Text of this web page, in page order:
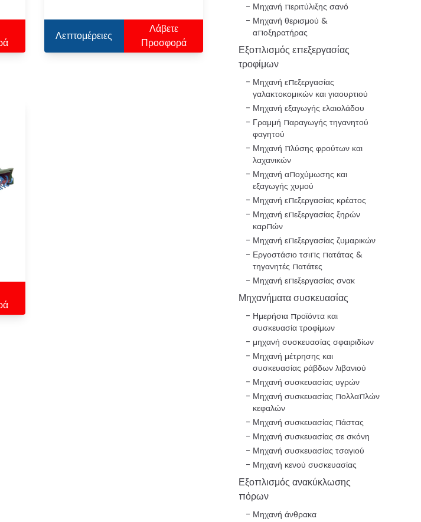
Μηχανή περιτύλιξης σανό
Μηχανή θερισμού &
αποξηρατήρας
Εξοπλισμός επεξεργασίας
τροφίμων
Μηχανή επεξεργασίας
γαλακτοκομικών και γιαουρτιού
Μηχανή εξαγωγής ελαιολάδου
Γραμμή παραγωγής τηγανητού
φαγητού
Μηχανή πλύσης φρούτων και
λαχανικών
Μηχανή αποχύμωσης και
εξαγωγής χυμού
Μηχανή επεξεργασίας κρέατος
Μηχανή επεξεργασίας ξηρών
καρπών
Μηχανή επεξεργασίας ζυμαρικών
Εργοστάσιο τσιπς πατάτας &
τηγανητές πατάτες
Μηχανή επεξεργασίας σνακ
Μηχανήματα συσκευασίας
Ημερήσια προϊόντα και
συσκευασία τροφίμων
μηχανή συσκευασίας σφαιριδίων
Μηχανή μέτρησης και
συσκευασίας ράβδων λιβανιού
Μηχανή συσκευασίας υγρών
Μηχανή συσκευασίας πολλαπλών
κεφαλών
Μηχανή συσκευασίας πάστας
Μηχανή συσκευασίας σε σκόνη
Μηχανή συσκευασίας τσαγιού
Μηχανή κενού συσκευασίας
Εξοπλισμός ανακύκλωσης
πόρων
Μηχανή άνθρακα
Λεπτομέρειες
Λάβετε
Προσφορά